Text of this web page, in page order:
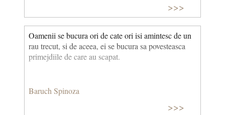
>>>
Oamenii se bucura ori de cate ori isi amintesc de un
rau trecut, si de aceea, ei se bucura sa povesteasca
primejdiile de care au scapat.
Baruch Spinoza
>>>